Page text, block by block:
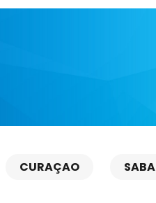
CURAÇAO SABA